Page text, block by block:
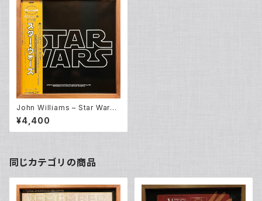
John Williams – Star Wars
OST (2LP)
¥4,400
同じカテゴリの商品